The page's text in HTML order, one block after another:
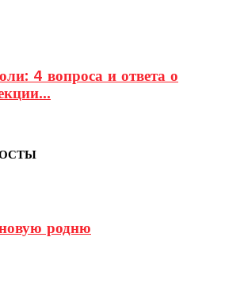
4 вопроса и ответа о
родню